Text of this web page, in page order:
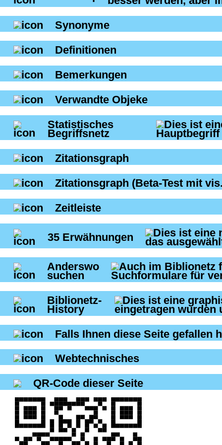
Synonyme
Definitionen
Bemerkungen
Verwandte Objeke
Statistisches
Begriffsnetz
Zitationsgraph
Zitationsgraph (Beta-Test mit
Zeitleiste
35 Erwähnungen
Anderswo
suchen
Biblionetz-
History
Falls Ihnen diese Seite gefallen
Webtechnisches
QR-Code dieser Seite